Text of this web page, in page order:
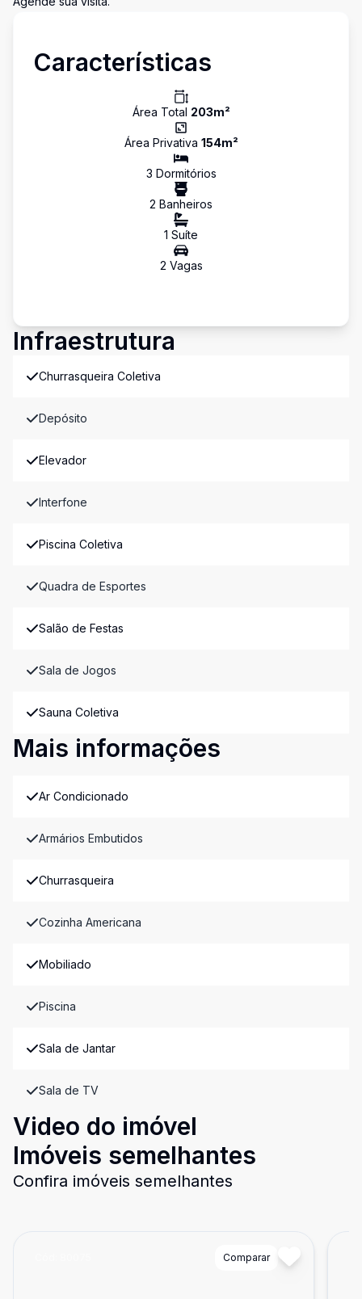
Características
Área Total 203m²
Área Privativa 154m²
3 Dormitórios
2 Banheiros
1 Suíte
2 Vagas
Infraestrutura
Churrasqueira Coletiva
Depósito
Elevador
Interfone
Piscina Coletiva
Quadra de Esportes
Salão de Festas
Sala de Jogos
Sauna Coletiva
Mais informações
Ar Condicionado
Armários Embutidos
Churrasqueira
Cozinha Americana
Mobiliado
Piscina
Sala de Jantar
Sala de TV
Video do imóvel
Imóveis semelhantes
Confira imóveis semelhantes
Comparar